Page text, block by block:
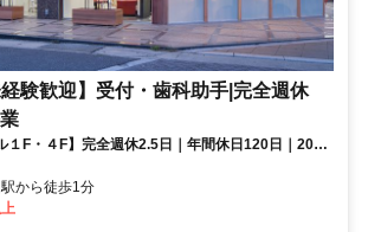
経験歓迎】受付・歯科助手|完全週休
１F・４F】完全週休2.5日｜年間休日120日｜20～
るスキルを身につけてキャリアアップ✨
奈良駅から徒歩1分